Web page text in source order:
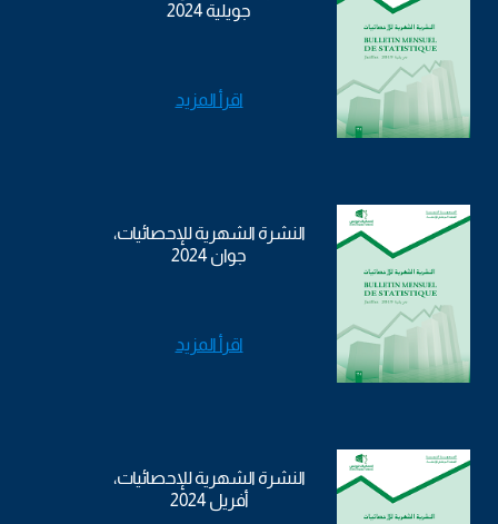
جويلية 2024
اقرأ المزيد
النشرة الشهرية للإحصائيات،
جوان 2024
اقرأ المزيد
النشرة الشهرية للإحصائيات،
أفريل 2024